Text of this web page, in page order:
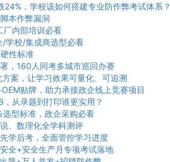
24%，学校该如何搭建专业防作弊考试体系？
本作弊漏洞
厂内部培训必看
学校/集成商选型必看
性标准
，160人同考多城市巡回办赛
案，让学习效果可量化、可追溯
贴牌，助力承接政企线上竞赛项目
从录题到打印谁更实用？
型标准，政企采购必看
、数理化全学科测评
学后考，全面管控学习进度
全+安全生产月专项考试落地